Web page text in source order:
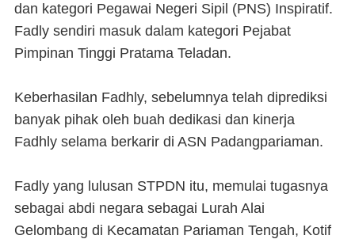
dan kategori Pegawai Negeri Sipil (PNS) Inspiratif.
Fadly sendiri masuk dalam kategori Pejabat
Pimpinan Tinggi Pratama Teladan.
Keberhasilan Fadhly, sebelumnya telah diprediksi
banyak pihak oleh buah dedikasi dan kinerja
Fadhly selama berkarir di ASN Padangpariaman.
Fadly yang lulusan STPDN itu, memulai tugasnya
sebagai abdi negara sebagai Lurah Alai
Gelombang di Kecamatan Pariaman Tengah, Kotif